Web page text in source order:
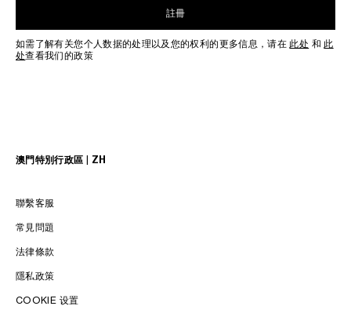
註冊
如需了解有关您个人数据的处理以及您的权利的更多信息，请在 此处 和 此
处查看我们的政策
澳門特別行政區 | ZH
聯繫客服
常見問題
法律條款
隱私政策
COOKIE 设置